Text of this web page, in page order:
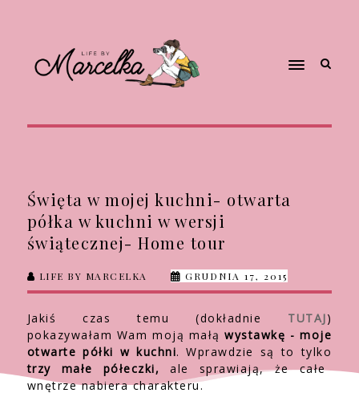
Święta w mojej kuchni- otwarta
półka w kuchni w wersji
świątecznej- Home tour
LIFE BY MARCELKA GRUDNIA 17, 2015
Jakiś czas temu (dokładnie TUTAJ)
pokazywałam Wam moją małąwystawkę - moje
otwarte półki w kuchni. Wprawdzie są to tylko
trzy małe półeczki,
ale sprawiają, że całe
wnętrze nabiera charakteru.